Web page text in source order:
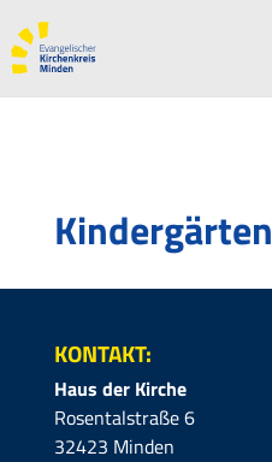
Kindergärten
KONTAKT:
Haus der Kirche
Rosentalstraße 6
32423 Minden